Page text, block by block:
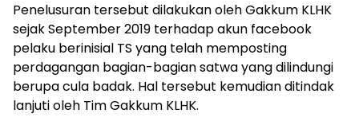
Penelusuran tersebut dilakukan oleh Gakkum KLHK
sejak September 2019 terhadap akun facebook
pelaku berinisial TS yang telah memposting
perdagangan bagian-bagian satwa yang dilindungi
berupa cula badak. Hal tersebut kemudian ditindak
lanjuti oleh Tim Gakkum KLHK.